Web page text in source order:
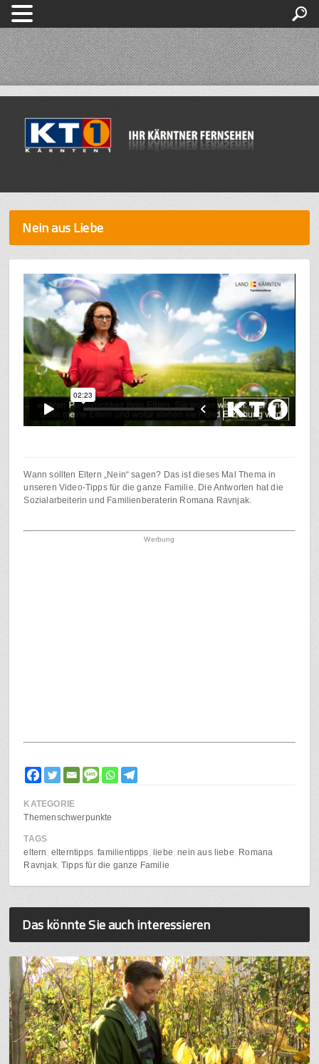
Nein aus Liebe
Wann sollten Eltern „Nein“ sagen? Das ist dieses Mal Thema in
unseren Video-Tipps für die ganze Familie. Die Antworten hat die
Sozialarbeiterin und Familienberaterin Romana Ravnjak.
Werbung
KATEGORIE
Themenschwerpunkte
TAGS
eltern elterntipps familientipps liebe nein aus liebe
Romana
Ravnjak Tipps für die ganze Familie
Das könnte Sie auch interessieren